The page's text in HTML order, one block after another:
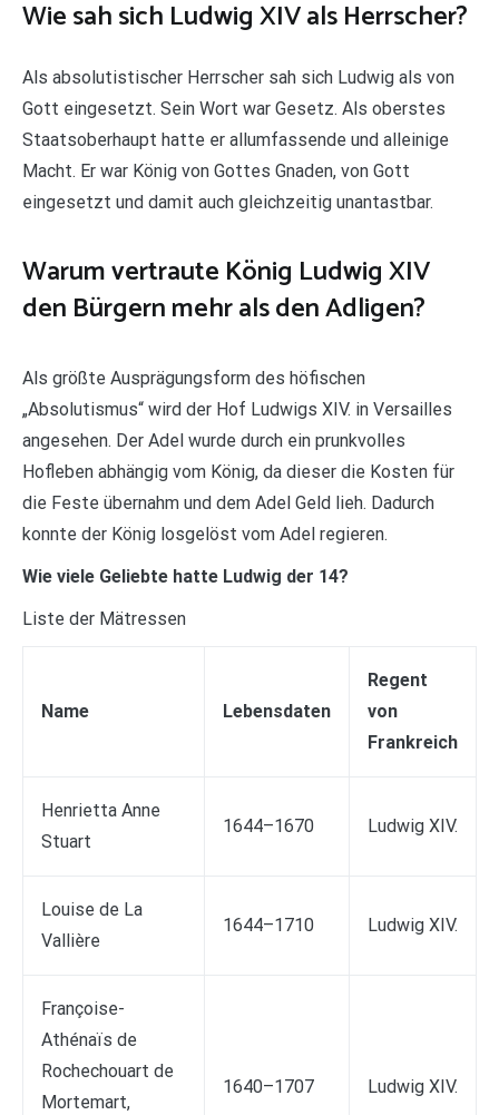
Wie sah sich Ludwig XIV als Herrscher?
Als absolutistischer Herrscher sah sich Ludwig als von
Gott eingesetzt. Sein Wort war Gesetz. Als oberstes
Staatsoberhaupt hatte er allumfassende und alleinige
Macht. Er war König von Gottes Gnaden, von Gott
eingesetzt und damit auch gleichzeitig unantastbar.
Warum vertraute König Ludwig XIV
den Bürgern mehr als den Adligen?
Als größte Ausprägungsform des höfischen
„Absolutismus“ wird der Hof Ludwigs XIV. in Versailles
angesehen. Der Adel wurde durch ein prunkvolles
Hofleben abhängig vom König, da dieser die Kosten für
die Feste übernahm und dem Adel Geld lieh. Dadurch
konnte der König losgelöst vom Adel regieren.
Wie viele Geliebte hatte Ludwig der 14?
Liste der Mätressen
Name Lebensdaten
Regent
von
Frankreich
Henrietta Anne
Stuart
1644–1670 Ludwig XIV.
Louise de La
Vallière
1644–1710 Ludwig XIV.
Françoise-
Athénaïs de
Rochechouart de
Mortemart,
1640–1707 Ludwig XIV.